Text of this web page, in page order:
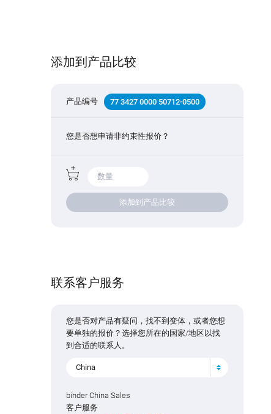
添加到产品比较
产品编号 77 3427 0000 50712-0500
您是否想申请非约束性报价？
添加到产品比较
联系客户服务
您是否对产品有疑问，找不到变体，或者您想
要单独的报价？选择您所在的国家/地区以找
到合适的联系人。
China
binder China Sales
客户服务